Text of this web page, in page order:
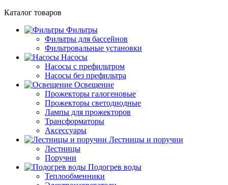
Каталог товаров
Фильтры
Фильтры для бассейнов
Фильтровальные установки
Насосы
Насосы с префильтром
Насосы без префильтра
Освещение
Прожекторы галогеновые
Прожекторы светодиодные
Лампы для прожекторов
Трансформаторы
Аксессуары
Лестницы и поручни
Лестницы
Поручни
Подогрев воды
Теплообменники